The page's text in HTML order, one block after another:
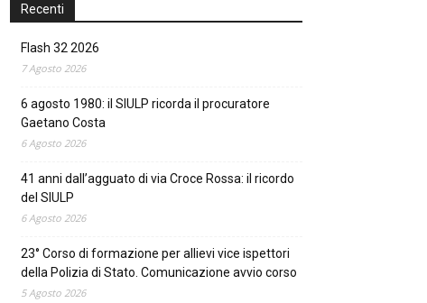
Recenti
Flash 32 2026
7 Agosto 2026
6 agosto 1980: il SIULP ricorda il procuratore
Gaetano Costa
6 Agosto 2026
41 anni dall’agguato di via Croce Rossa: il ricordo
del SIULP
6 Agosto 2026
23° Corso di formazione per allievi vice ispettori
della Polizia di Stato. Comunicazione avvio corso
5 Agosto 2026